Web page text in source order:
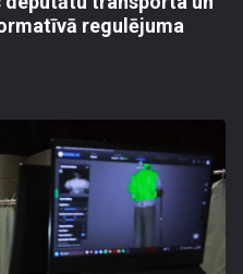
regulējuma